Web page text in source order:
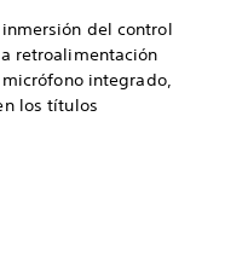
del control
retroalimentación
integrado,
los títulos